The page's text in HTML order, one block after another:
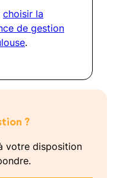
choisir la
de gestion
.
?
votre disposition